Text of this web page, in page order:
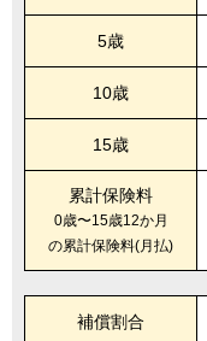
5歳
10歳
15歳
累計保険料
0歳〜15歳12か月
の累計保険料(月払)
補償割合